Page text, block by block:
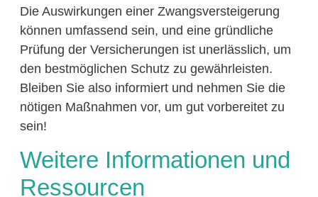
Die Auswirkungen einer Zwangsversteigerung
können umfassend sein, und eine gründliche
Prüfung der Versicherungen ist unerlässlich, um
den bestmöglichen Schutz zu gewährleisten.
Bleiben Sie also informiert und nehmen Sie die
nötigen Maßnahmen vor, um gut vorbereitet zu
sein!
Weitere Informationen und
Ressourcen